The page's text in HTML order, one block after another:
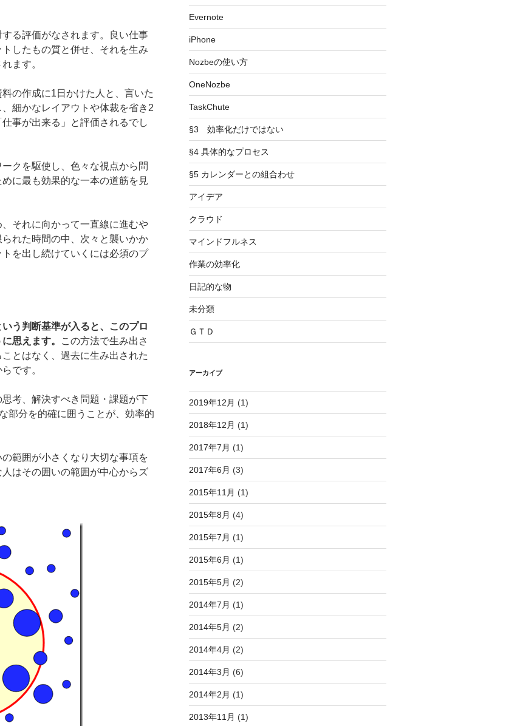
る評価がなされます。良い仕事
したもの質と併せ、それを生み
ます。
の作成に1日かけた人と、言いた
細かなレイアウトや体裁を省き2
事が出来る」と評価されるでし
クを駆使し、色々な視点から問
に最も効果的な一本の道筋を見
それに向かって一直線に進むや
れた時間の中、次々と襲いかか
を出し続けていくには必須のプ
う判断基準が入ると、このプロ
思えます。
この方法で生み出さ
とはなく、過去に生み出された
です。
考、解決すべき問題・課題が下
部分を的確に囲うことが、効率的
範囲が小さくなり大切な事項を
はその囲いの範囲が中心からズ
Evernote
iPhone
Nozbeの使い方
OneNozbe
TaskChute
§3 効率化だけではない
§4 具体的なプロセス
§5 カレンダーとの組合わせ
アイデア
クラウド
マインドフルネス
作業の効率化
日記的な物
未分類
ＧＴＤ
アーカイブ
2019年12月 (1)
2018年12月 (1)
2017年7月 (1)
2017年6月 (3)
2015年11月 (1)
2015年8月 (4)
2015年7月 (1)
2015年6月 (1)
2015年5月 (2)
2014年7月 (1)
2014年5月 (2)
2014年4月 (2)
2014年3月 (6)
2014年2月 (1)
2013年11月 (1)